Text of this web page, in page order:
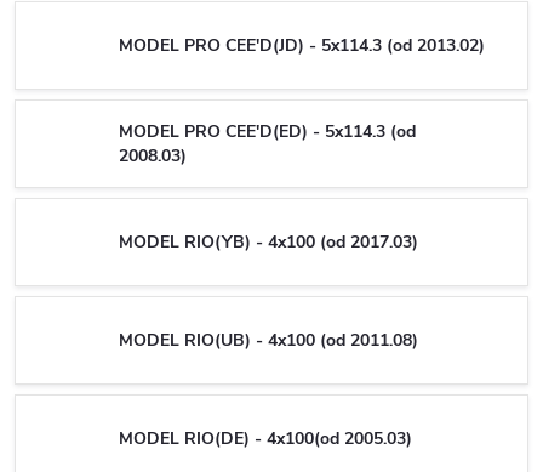
MODEL PRO CEE'D(JD) - 5x114.3 (od 2013.02)
MODEL PRO CEE'D(ED) - 5x114.3 (od
2008.03)
MODEL RIO(YB) - 4x100 (od 2017.03)
MODEL RIO(UB) - 4x100 (od 2011.08)
MODEL RIO(DE) - 4x100(od 2005.03)